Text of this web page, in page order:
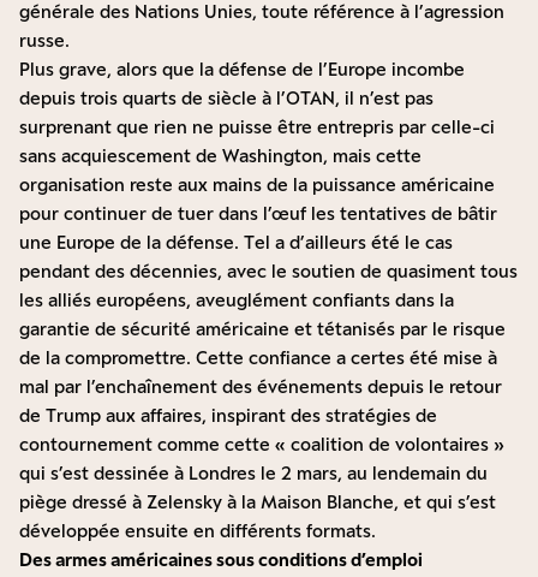
générale des Nations Unies, toute référence à l’agression
russe.
Plus grave, alors que la défense de l’Europe incombe
depuis trois quarts de siècle à l’OTAN, il n’est pas
surprenant que rien ne puisse être entrepris par celle-ci
sans acquiescement de Washington, mais cette
organisation reste aux mains de la puissance américaine
pour continuer de tuer dans l’œuf les tentatives de bâtir
une Europe de la défense. Tel a d’ailleurs été le cas
pendant des décennies, avec le soutien de quasiment tous
les alliés européens, aveuglément confiants dans la
garantie de sécurité américaine et tétanisés par le risque
de la compromettre. Cette confiance a certes été mise à
mal par l’enchaînement des événements depuis le retour
de Trump aux affaires, inspirant des stratégies de
contournement comme cette « coalition de volontaires »
qui s’est dessinée à Londres le 2 mars, au lendemain du
piège dressé à Zelensky à la Maison Blanche, et qui s’est
développée ensuite en différents formats.
Des armes américaines sous conditions d’emploi